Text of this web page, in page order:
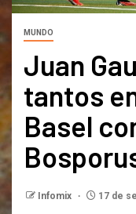
MUNDO
Juan
tantos
Basel
Infomix 17 de